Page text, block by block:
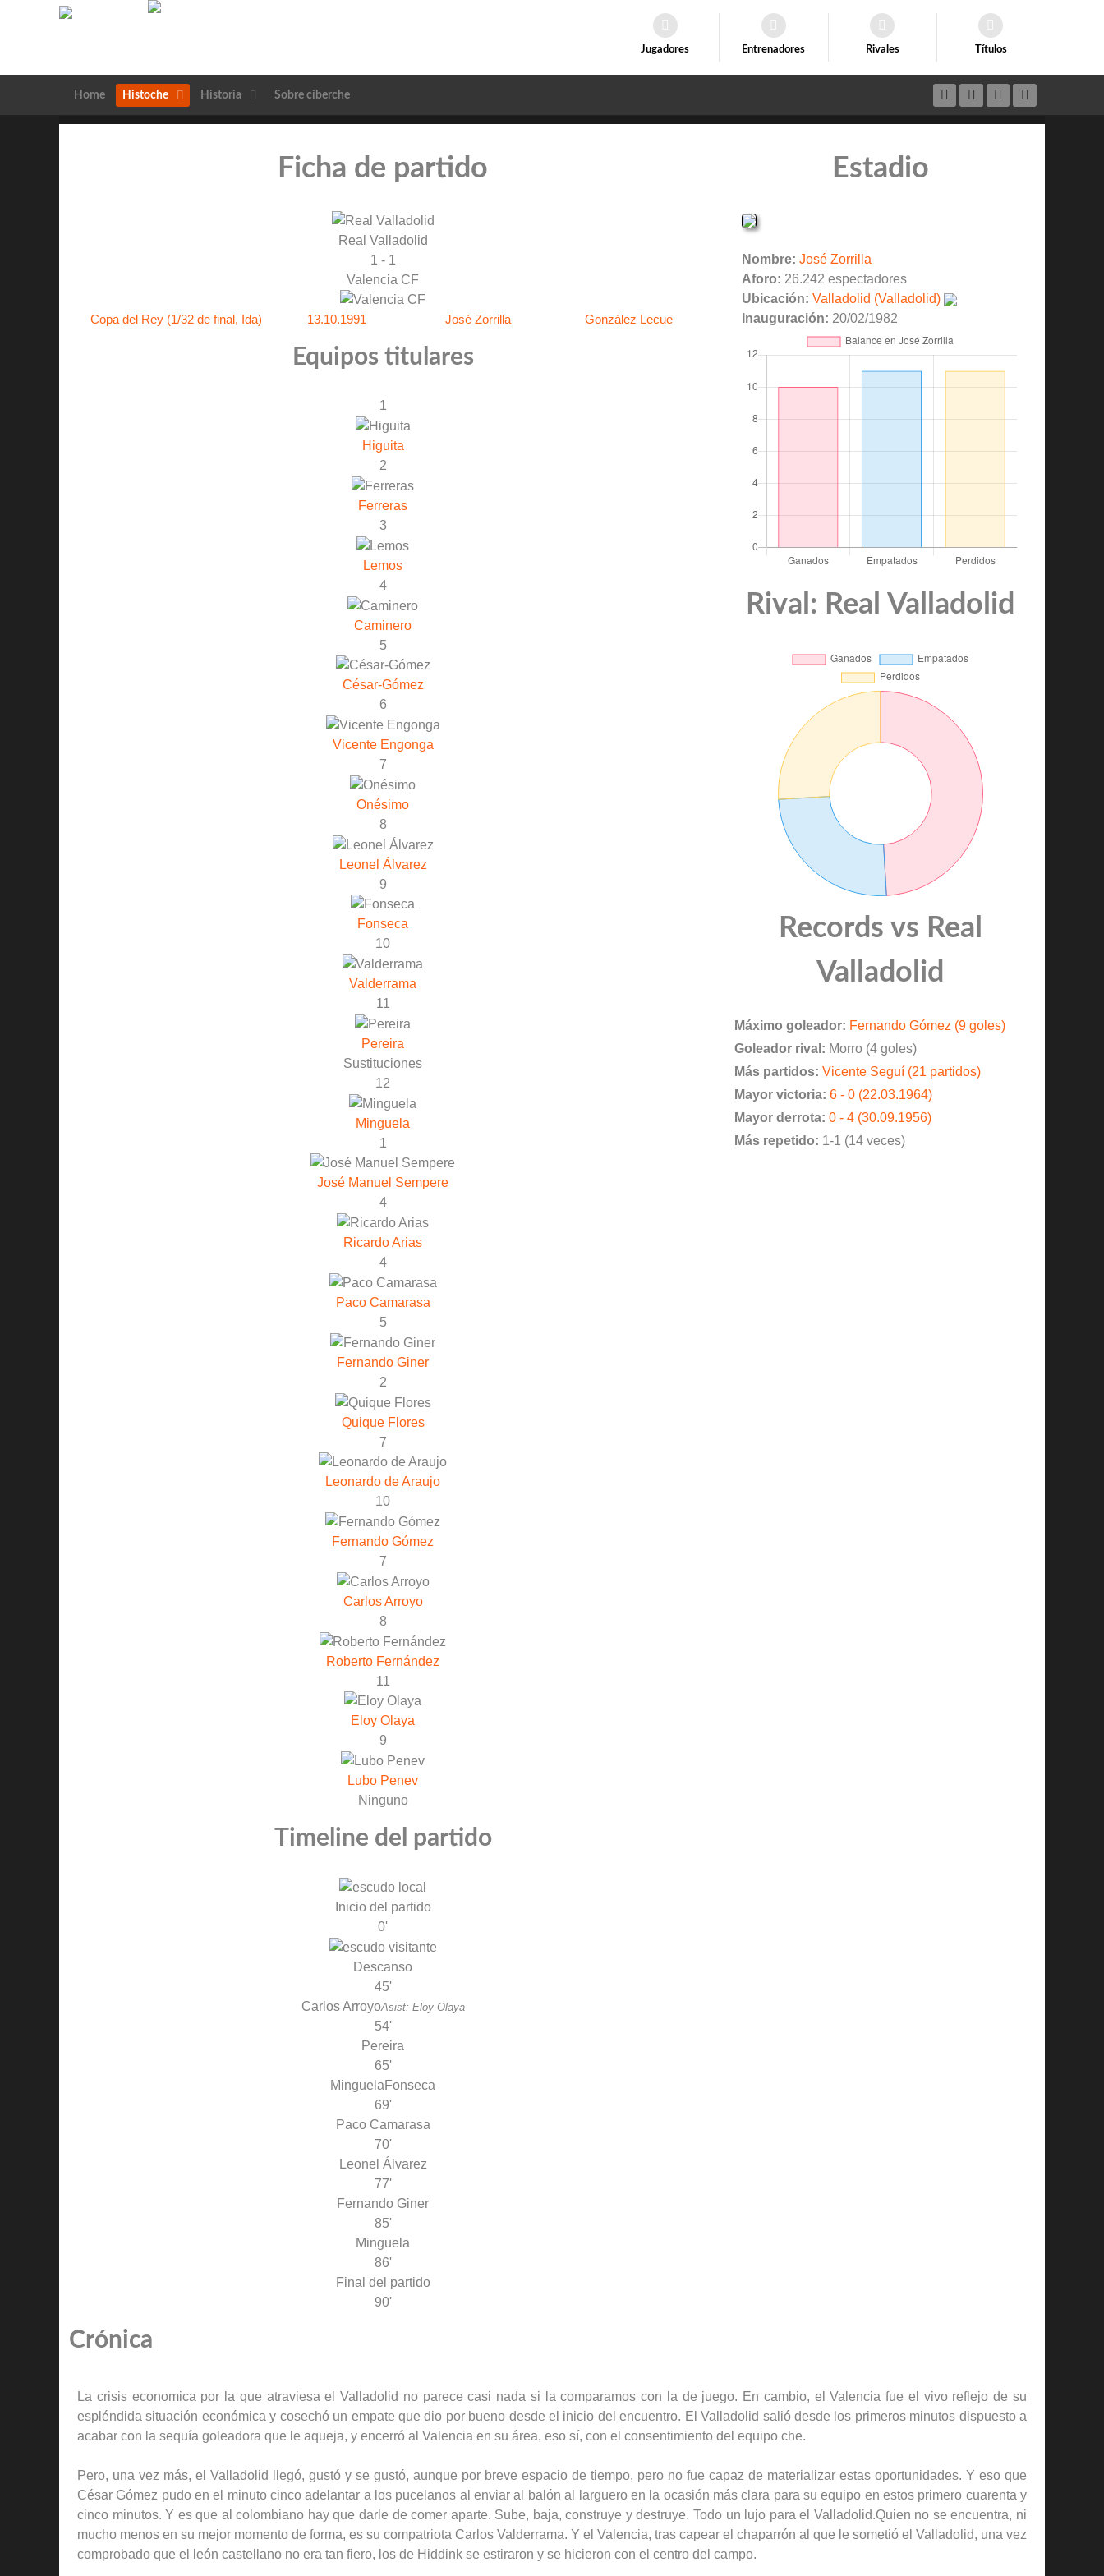
Jugadores Entrenadores Rivales Títulos
Home Histoche Historia Sobre ciberche
Ficha de partido
Real Valladolid
1 - 1
Valencia CF
Copa del Rey (1/32 de final, Ida) 13.10.1991 José Zorrilla González Lecue
Equipos titulares
1
Higuita
2
Ferreras
3
Lemos
4
Caminero
5
César-Gómez
6
Vicente Engonga
7
Onésimo
8
Leonel Álvarez
9
Fonseca
10
Valderrama
11
Pereira
Sustituciones
12
Minguela
1
José Manuel Sempere
4
Ricardo Arias
4
Paco Camarasa
5
Fernando Giner
2
Quique Flores
7
Leonardo de Araujo
10
Fernando Gómez
7
Carlos Arroyo
8
Roberto Fernández
11
Eloy Olaya
9
Lubo Penev
Ninguno
Timeline del partido
Inicio del partido
0'
Descanso
45'
Carlos ArroyoAsist: Eloy Olaya
54'
Pereira
65'
Minguela Fonseca
69'
Paco Camarasa
70'
Leonel Álvarez
77'
Fernando Giner
85'
Minguela
86'
Final del partido
90'
Estadio
Nombre: José Zorrilla
Aforo: 26.242 espectadores
Ubicación: Valladolid (Valladolid)
Inauguración: 20/02/1982
Rival: Real Valladolid
Records vs Real
Valladolid
Máximo goleador: Fernando Gómez (9 goles)
Goleador rival: Morro (4 goles)
Más partidos: Vicente Seguí (21 partidos)
Mayor victoria: 6 - 0 (22.03.1964)
Mayor derrota: 0 - 4 (30.09.1956)
Más repetido: 1-1 (14 veces)
Crónica
La crisis economica por la que atraviesa el Valladolid no parece casi nada si la comparamos con la de juego. En cambio, el Valencia fue el vivo reflejo de su
espléndida situación económica y cosechó un empate que dio por bueno desde el inicio del encuentro. El Valladolid salió desde los primeros minutos dispuesto a
acabar con la sequía goleadora que le aqueja, y encerró al Valencia en su área, eso sí, con el consentimiento del equipo che.
Pero, una vez más, el Valladolid llegó, gustó y se gustó, aunque por breve espacio de tiempo, pero no fue capaz de materializar estas oportunidades. Y eso que
César Gómez pudo en el minuto cinco adelantar a los pucelanos al enviar al balón al larguero en la ocasión más clara para su equipo en estos primero cuarenta y
cinco minutos. Y es que al colombiano hay que darle de comer aparte. Sube, baja, construye y destruye. Todo un lujo para el Valladolid.Quien no se encuentra, ni
mucho menos en su mejor momento de forma, es su compatriota Carlos Valderrama. Y el Valencia, tras capear el chaparrón al que le sometió el Valladolid, una vez
comprobado que el león castellano no era tan fiero, los de Hiddink se estiraron y se hicieron con el centro del campo.